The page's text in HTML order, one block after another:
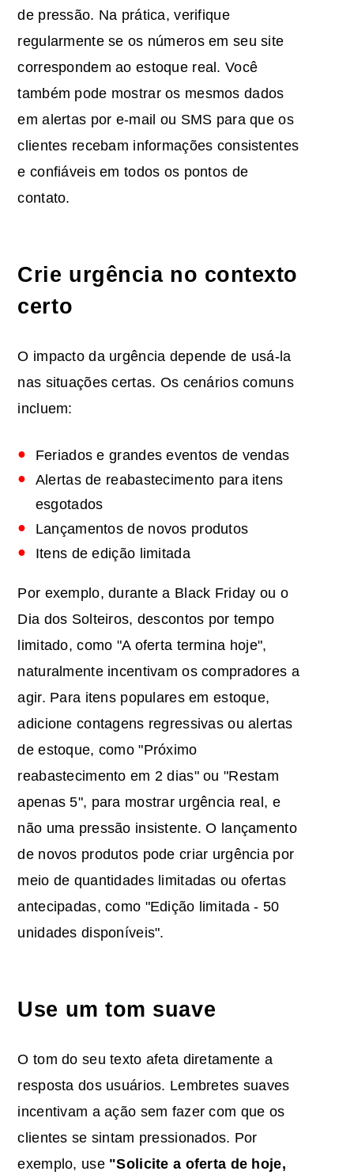
de pressão. Na prática, verifique
regularmente se os números em seu site
correspondem ao estoque real. Você
também pode mostrar os mesmos dados
em alertas por e-mail ou SMS para que os
clientes recebam informações consistentes
e confiáveis em todos os pontos de
contato.
Crie urgência no contexto
certo
O impacto da urgência depende de usá-la
nas situações certas. Os cenários comuns
incluem:
Feriados e grandes eventos de vendas
Alertas de reabastecimento para itens
esgotados
Lançamentos de novos produtos
Itens de edição limitada
Por exemplo, durante a Black Friday ou o
Dia dos Solteiros, descontos por tempo
limitado, como "A oferta termina hoje",
naturalmente incentivam os compradores a
agir. Para itens populares em estoque,
adicione contagens regressivas ou alertas
de estoque, como "Próximo
reabastecimento em 2 dias" ou "Restam
apenas 5", para mostrar urgência real, e
não uma pressão insistente. O lançamento
de novos produtos pode criar urgência por
meio de quantidades limitadas ou ofertas
antecipadas, como "Edição limitada - 50
unidades disponíveis".
Use um tom suave
O tom do seu texto afeta diretamente a
resposta dos usuários. Lembretes suaves
incentivam a ação sem fazer com que os
clientes se sintam pressionados. Por
exemplo, use "Solicite a oferta de hoje,